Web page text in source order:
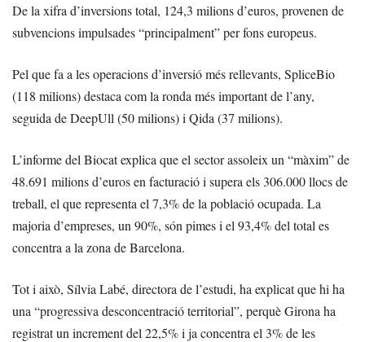
De la xifra d’inversions total, 124,3 milions d’euros, provenen de
subvencions impulsades “principalment” per fons europeus.
Pel que fa a les operacions d’inversió més rellevants, SpliceBio
(118 milions) destaca com la ronda més important de l’any,
seguida de DeepUll (50 milions) i Qida (37 milions).
L’informe del Biocat explica que el sector assoleix un “màxim” de
48.691 milions d’euros en facturació i supera els 306.000 llocs de
treball, el que representa el 7,3% de la població ocupada. La
majoria d’empreses, un 90%, són pimes i el 93,4% del total es
concentra a la zona de Barcelona.
Tot i això, Sílvia Labé, directora de l’estudi, ha explicat que hi ha
una “progressiva desconcentració territorial”, perquè Girona ha
registrat un increment del 22,5% i ja concentra el 3% de les